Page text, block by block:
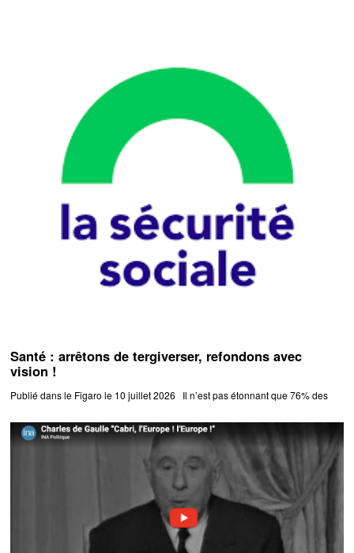
Santé : arrêtons de tergiverser, refondons avec
vision !
Publié dans le Figaro le 10 juillet 2026 Il n’est pas étonnant que 76% des